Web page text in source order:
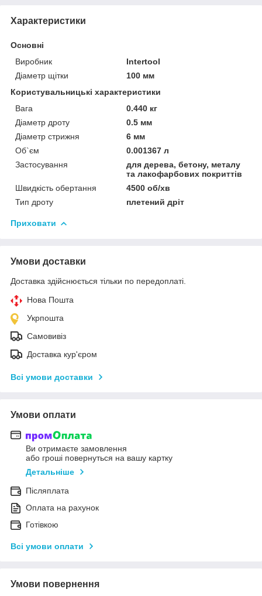
Характеристики
Основні
Виробник
Intertool
Діаметр щітки
100 мм
Користувальницькі характеристики
Вага
0.440 кг
Діаметр дроту
0.5 мм
Діаметр стрижня
6 мм
Об`єм
0.001367 л
Застосування
для дерева, бетону, металу
та лакофарбових покриттів
Швидкість обертання
4500 об/хв
Тип дроту
плетений дріт
Приховати
Умови доставки
Доставка здійснюється тільки по передоплаті.
Нова Пошта
Укрпошта
Самовивіз
Доставка кур'єром
Всі умови доставки
Умови оплати
Ви отримаєте замовлення
або гроші повернуться на вашу картку
Детальніше
Післяплата
Оплата на рахунок
Готівкою
Всі умови оплати
Умови повернення